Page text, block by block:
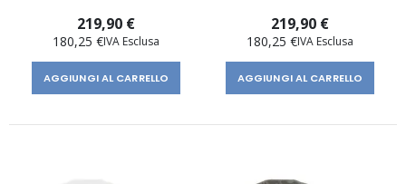
219,90 €
180,25 €
AGGIUNGI AL CARRELLO
219,90 €
180,25 €
AGGIUNGI AL CARRELLO